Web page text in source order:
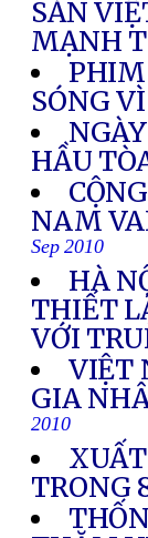
SẢN
MẠNH
PHIM
SÓNG
HẦU
NAM
Sep 2010
HÀ
THIẾT
VỚI
VIỆT
GIA
2010
TRONG